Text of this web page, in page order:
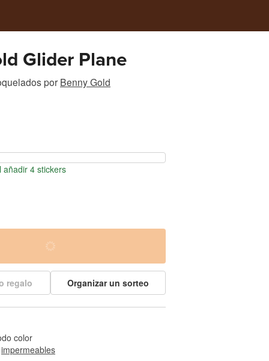
Glider Plane
por Benny Gold
añadir 4 stickers
regalo Organizar un sorteo
color
impermeables